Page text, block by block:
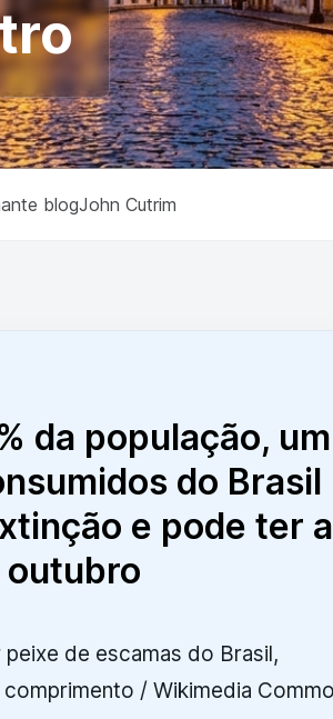
blogJohn Cutrim
da população, um
do Brasil
e pode ter a
outubro